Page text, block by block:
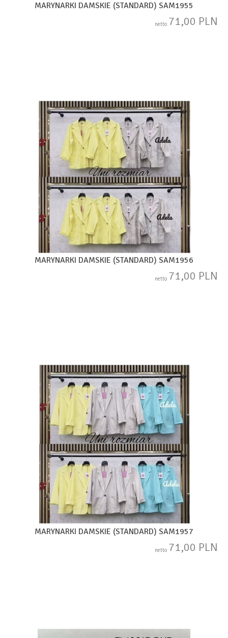
MARYNARKI DAMSKIE (STANDARD) SAM1955
netto 71,00 PLN
MARYNARKI DAMSKIE (STANDARD) SAM1956
netto 71,00 PLN
MARYNARKI DAMSKIE (STANDARD) SAM1957
netto 71,00 PLN